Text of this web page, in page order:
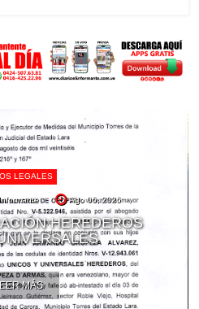
LEGALES
Ago 06, 2026
HEREDEROS
MÁS